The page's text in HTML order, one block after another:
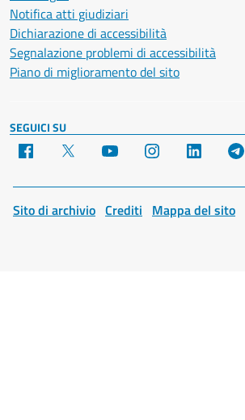
Notifica atti giudiziari
Dichiarazione di accessibilità
Segnalazione problemi di accessibilità
Piano di miglioramento del sito
SEGUICI SU
Facebook YouTube Instagram LinkedIn
Sito di archivio Crediti Mappa del sito